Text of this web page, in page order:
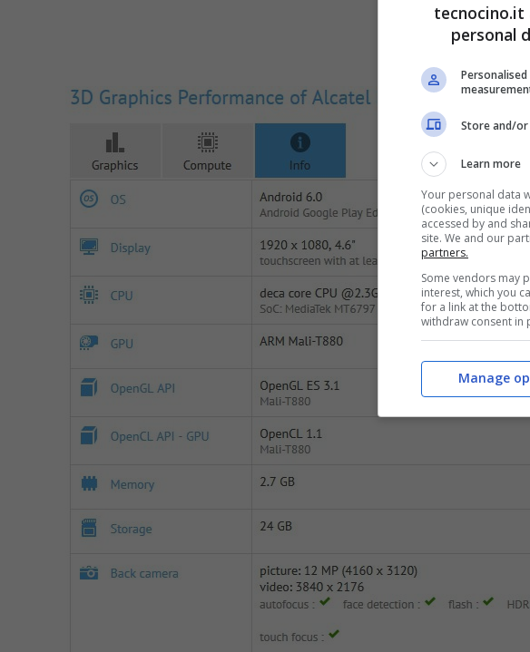
tecnocino.it
personal
Store and/or
Learn more
Your personal data
(cookies, unique
accessed by and
site. We and our
partners.
Some vendors may
interest, which you
for a link at the
withdraw consent in
Manage